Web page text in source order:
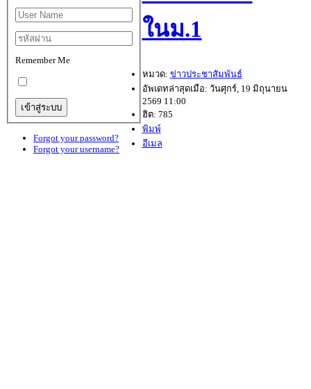
Remember Me
Forgot your password?
Forgot your username?
ในม.1
หมวด: ข่าวประชาสัมพันธ์
อัพเดทล่าสุดเมือ: วันศุกร์, 19 มิถุนายน
2569 11:00
ฮิต: 785
พิมพ์
อีเมล